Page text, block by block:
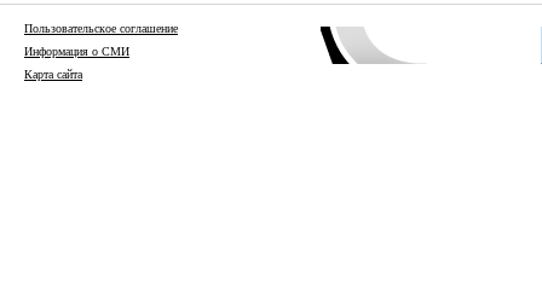
Пользовательское соглашение
Информация о СМИ
Карта сайта